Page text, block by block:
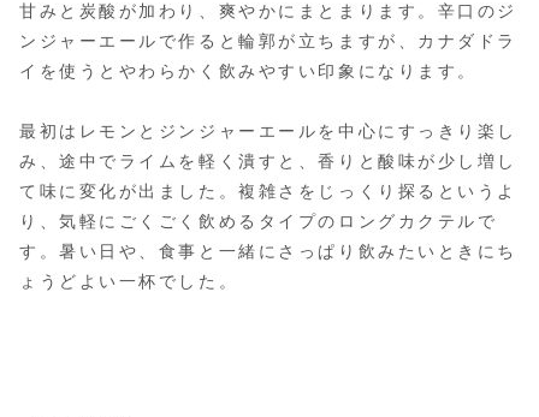
甘みと炭酸が加わり、爽やかにまとまります。辛口のジ
ンジャーエールで作ると輪郭が立ちますが、カナダドラ
イを使うとやわらかく飲みやすい印象になります。
最初はレモンとジンジャーエールを中心にすっきり楽し
み、途中でライムを軽く潰すと、香りと酸味が少し増し
て味に変化が出ました。複雑さをじっくり探るというよ
り、気軽にごくごく飲めるタイプのロングカクテルで
す。暑い日や、食事と一緒にさっぱり飲みたいときにち
ょうどよい一杯でした。